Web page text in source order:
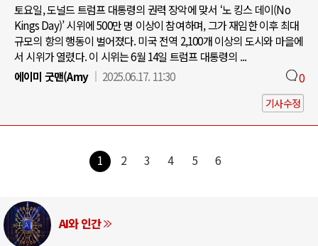
토요일, 도널드 트럼프 대통령의 권력 장악에 맞서 ‘노 킹스 데이(No
Kings Day)’ 시위에 500만 명 이상이 참여하며, 그가 재임한 이후 최대
규모의 항의 행동이 벌어졌다. 미국 전역 2,100개 이상의 도시와 마을에
서 시위가 열렸다. 이 시위는 6월 14일 트럼프 대통령의 ...
에이미 굿맨(Amy
2025.06.17. 11:30 0
기사수정
1 2 3 4 5 6
AI와 인간